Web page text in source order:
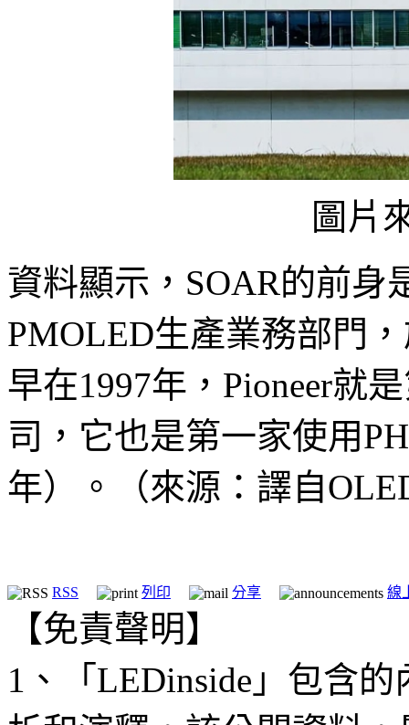
圖片
資料顯示，SOAR的前身
PMOLED生產業務部門
早在1997年，Pioneer就
司，它也是第一家使用
年）。（來源：譯自
RSS 列印 分享 線
【免責聲明】
1、「LEDinside」包含